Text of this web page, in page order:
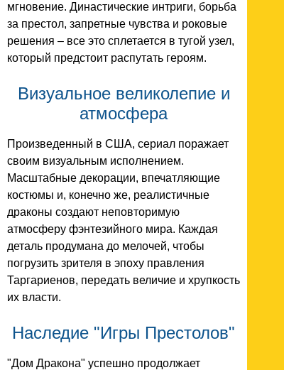
мгновение. Династические интриги, борьба
за престол, запретные чувства и роковые
решения – все это сплетается в тугой узел,
который предстоит распутать героям.
Визуальное великолепие и
атмосфера
Произведенный в США, сериал поражает
своим визуальным исполнением.
Масштабные декорации, впечатляющие
костюмы и, конечно же, реалистичные
драконы создают неповторимую
атмосферу фэнтезийного мира. Каждая
деталь продумана до мелочей, чтобы
погрузить зрителя в эпоху правления
Таргариенов, передать величие и хрупкость
их власти.
Наследие "Игры Престолов"
"Дом Дракона" успешно продолжает